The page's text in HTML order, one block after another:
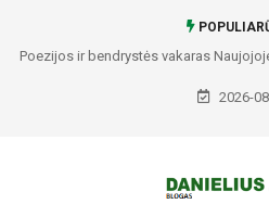
Poezijos ir bendrystės vakaras
tėviškėje skambės eilės, dainos
2026-